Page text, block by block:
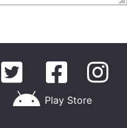
Play Store